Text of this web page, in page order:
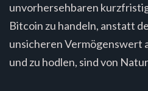
unvorhersehbaren
Bitcoin zu handeln, anstatt
unsicheren Vermögenswert
und zu hodlen, sind von